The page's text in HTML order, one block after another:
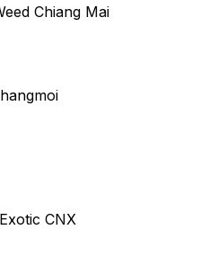
Chiang Mai
CNX